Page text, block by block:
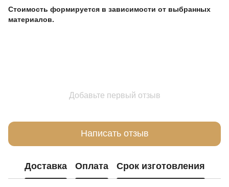
Стоимость формируется в зависимости от выбранных
материалов.
Добавьте первый отзыв
Написать отзыв
Доставка Оплата Срок изготовления